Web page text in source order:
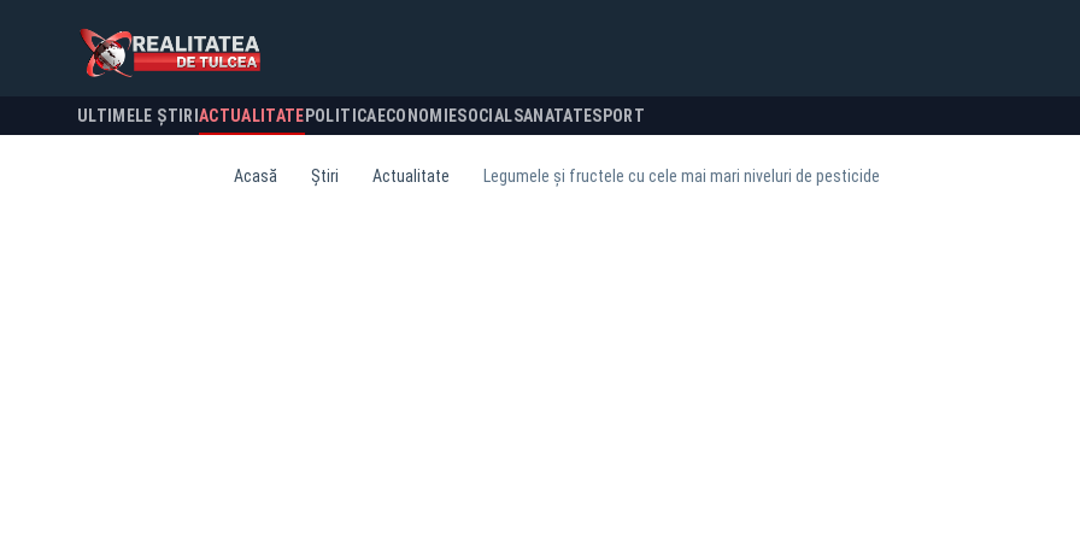
ULTIMELE ȘTIRI ACTUALITATE POLITICA ECONOMIESOCIALSANATATESPORT
Acasă Știri Actualitate Legumele și fructele cu cele mai mari niveluri de pesticide